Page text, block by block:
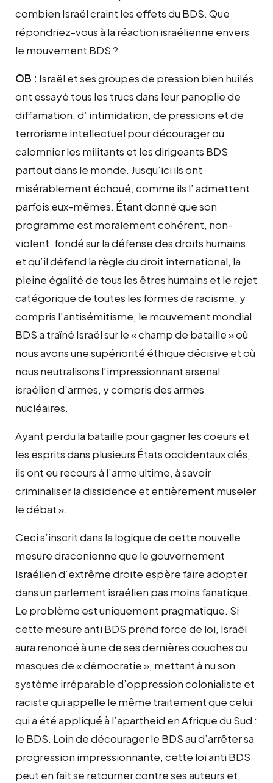
combien Israël craint les effets du BDS. Que
répondriez-vous à la réaction israélienne envers
le mouvement BDS ?
OB : Israël et ses groupes de pression bien huilés
ont essayé tous les trucs dans leur panoplie de
diffamation, d’ intimidation, de pressions et de
terrorisme intellectuel pour décourager ou
calomnier les militants et les dirigeants BDS
partout dans le monde. Jusqu’ici ils ont
misérablement échoué, comme ils l’ admettent
parfois eux-mêmes. Étant donné que son
programme est moralement cohérent, non-
violent, fondé sur la défense des droits humains
et qu’il défend la règle du droit international, la
pleine égalité de tous les êtres humains et le rejet
catégorique de toutes les formes de racisme, y
compris l’antisémitisme, le mouvement mondial
BDS a traîné Israël sur le « champ de bataille » où
nous avons une supériorité éthique décisive et où
nous neutralisons l’impressionnant arsenal
israélien d’armes, y compris des armes
nucléaires.
Ayant perdu la bataille pour gagner les coeurs et
les esprits dans plusieurs États occidentaux clés,
ils ont eu recours à l’arme ultime, à savoir
criminaliser la dissidence et entièrement museler
le débat ».
Ceci s’inscrit dans la logique de cette nouvelle
mesure draconienne que le gouvernement
Israélien d’extrême droite espère faire adopter
dans un parlement israélien pas moins fanatique.
Le problème est uniquement pragmatique. Si
cette mesure anti BDS prend force de loi, Israël
aura renoncé à une de ses dernières couches ou
masques de « démocratie », mettant à nu son
système irréparable d’oppression colonialiste et
raciste qui appelle le même traitement que celui
qui a été appliqué à l’apartheid en Afrique du Sud :
le BDS. Loin de décourager le BDS au d’arrêter sa
progression impressionnante, cette loi anti BDS
peut en fait se retourner contre ses auteurs et